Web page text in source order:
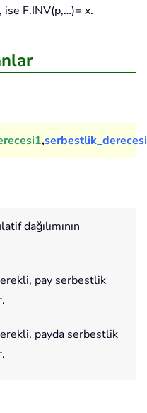
ise F.INV(p,…)= x.
,
dağılımının
pay serbestlik
payda serbestlik